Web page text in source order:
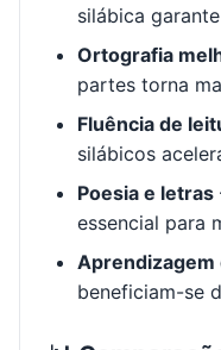
silábica
Ortografia
partes torna
Fluência de
silábicos
Poesia e letras
essencial para
Aprendizagem
beneficiam-se